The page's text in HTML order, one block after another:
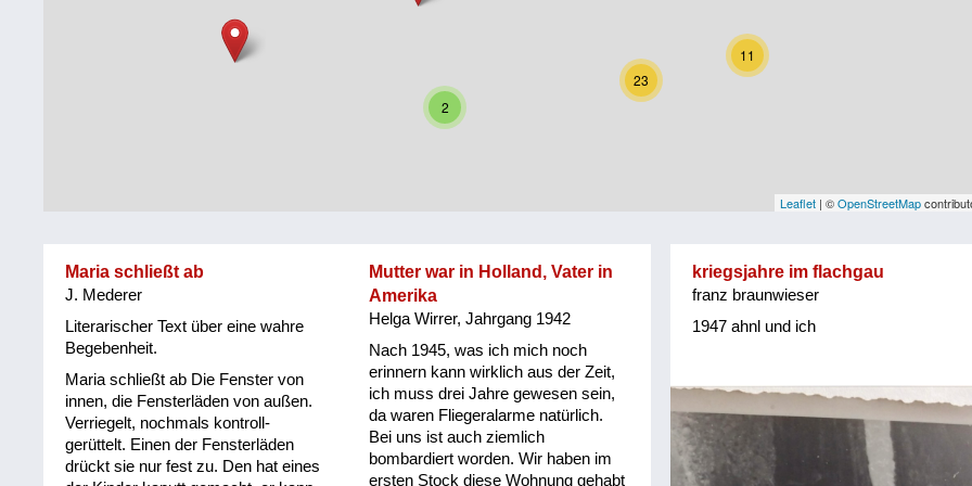
Steiermark
Fluchtgeschichten
Staatsvertrag
Wohnen
sonstiges
23
2
11
Leaflet | ©OpenStreetMap
Maria schließt ab
J. Mederer
Literarischer Text über eine wahre
Begebenheit.
Maria schließt ab Die Fenster von
innen, die Fensterläden von außen.
Verriegelt, nochmals kontroll-
gerüttelt. Einen der Fensterläden
drückt sie nur fest zu. Den hat eines
Mutter war in Holland, Vater in
Amerika
Helga Wirrer, Jahrgang 1942
Nach 1945, was ich mich noch
erinnern kann wirklich aus der Zeit,
ich muss drei Jahre gewesen sein,
da waren Fliegeralarme natürlich.
Bei uns ist auch ziemlich
bombardiert worden. Wir haben im
ersten Stock diese Wohnung gehabt
kriegsjahre im flachgau
franz braunwieser
1947 ahnl und ich